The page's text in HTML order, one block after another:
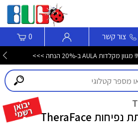
צור קשר 0
מכשיר עיסוי להפחתת נפיחות TheraFace